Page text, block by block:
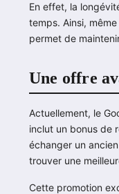
En effet, la
temps. Ainsi,
permet de
Une offre
Actuellement, le
inclut un bonus de
échanger un
trouver une
Cette promotion